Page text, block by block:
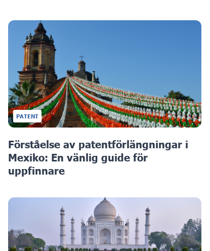
PATENT
Förståelse av patentförlängningar i
Mexiko: En vänlig guide för
uppfinnare